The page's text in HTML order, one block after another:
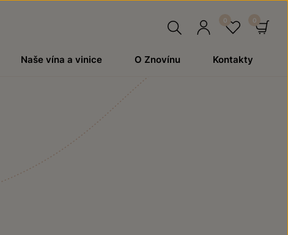
Naše vína a vinice O Znovínu Kontakty